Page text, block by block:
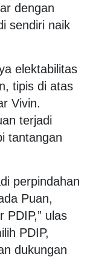
dengan
sendiri naik
elektabilitas
tipis di atas
Vivin.
terjadi
tantangan
perpindahan
Puan,
PDIP,” ulas
PDIP,
dukungan